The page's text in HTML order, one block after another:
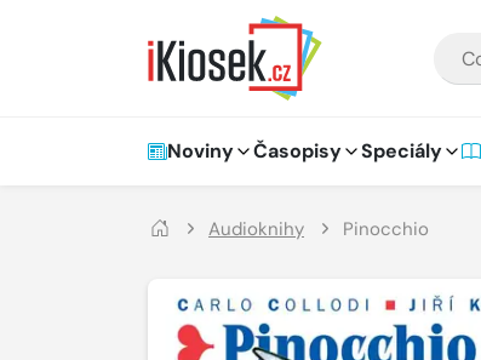
Hlavní navigace
Noviny Časopisy Speciály
Audioknihy Pinocchio